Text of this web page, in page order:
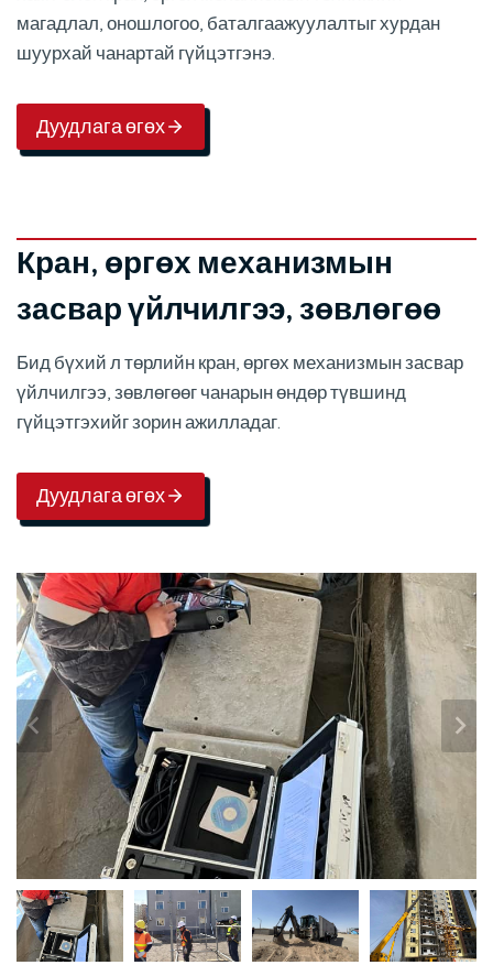
магадлал, оношлогоо, баталгаажуулалтыг хурдан
шуурхай чанартай гүйцэтгэнэ.
Дуудлага өгөх
Кран, өргөх механизмын
засвар үйлчилгээ, зөвлөгөө
Бид бүхий л төрлийн кран, өргөх механизмын засвар
үйлчилгээ, зөвлөгөөг чанарын өндөр түвшинд
гүйцэтгэхийг зорин ажилладаг.
Дуудлага өгөх